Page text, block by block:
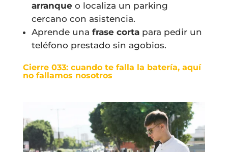
arranqueo localiza un parking
cercano con asistencia.
Aprende una frase cortapara pedir un
teléfono prestado sin agobios.
Cierre 033: cuando te falla la batería, aquí
no fallamos nosotros